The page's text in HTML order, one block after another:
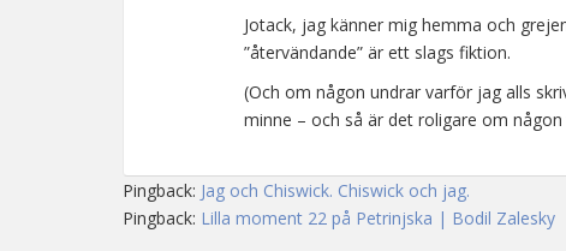
Jotack, jag känner mig hemma och
”återvändande” är ett slags fiktion.
(Och om någon undrar varför jag alls
minne – och så är det roligare om
Pingback: Jag och Chiswick. Chiswick och jag.
Pingback: Lilla moment 22 på Petrinjska | Bodil Zalesky